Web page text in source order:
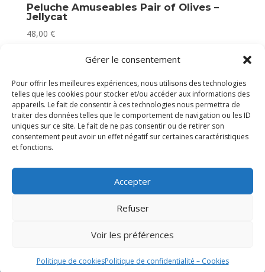
Gérer le consentement
Pour offrir les meilleures expériences, nous utilisons des technologies
telles que les cookies pour stocker et/ou accéder aux informations des
appareils. Le fait de consentir à ces technologies nous permettra de
traiter des données telles que le comportement de navigation ou les ID
uniques sur ce site. Le fait de ne pas consentir ou de retirer son
consentement peut avoir un effet négatif sur certaines caractéristiques
et fonctions.
Accepter
Refuser
Voir les préférences
Politique de cookiesPolitique de confidentialité – Cookies
Peluche Amuseables Pair of Olives –
Jellycat
48,00 €